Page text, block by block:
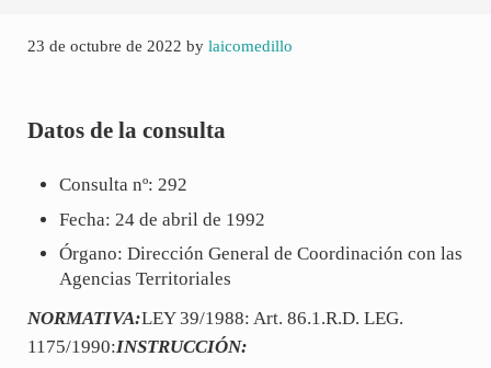
23 de octubre de 2022 by laicomedillo
Datos de la consulta
Consulta nº: 292
Fecha: 24 de abril de 1992
Órgano: Dirección General de Coordinación con las
Agencias Territoriales
NORMATIVA:LEY 39/1988: Art. 86.1.R.D. LEG.
1175/1990:INSTRUCCIÓN: